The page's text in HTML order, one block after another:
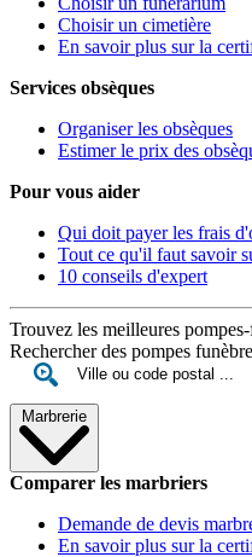
Choisir un cimetière
En savoir plus sur la
Services obsèques
Organiser les obsèques
Estimer le prix des
Pour vous aider
Qui doit payer les frais
Tout ce qu'il faut savoir
10 conseils d'expert
Trouvez les meilleures
Rechercher des pompes
Marbrerie
Comparer les marbriers
Demande de devis
En savoir plus sur la